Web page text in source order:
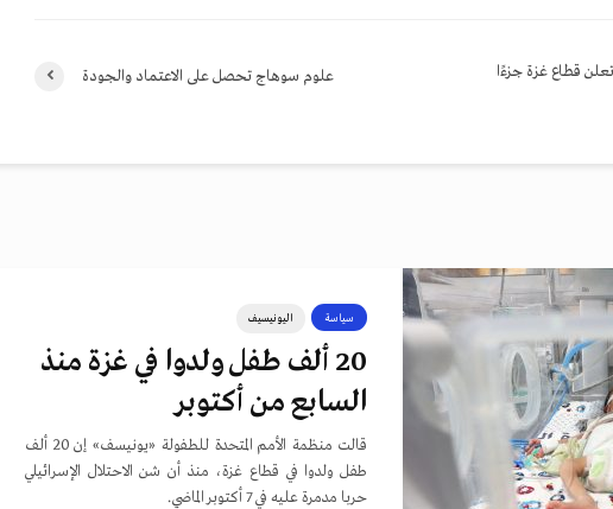
علوم سوهاج تحصل على الاعتماد والجودة
قطاع غزة جزءًا
سياسة اليونيسيف
20 ألف طفل ولدوا في غزة منذ
السابع من أكتوبر
قالت منظمة الأمم المتحدة للطفولة «يونيسف» إن 20 ألف
طفل ولدوا في قطاع غزة، منذ أن شن الاحتلال الإسرائيلي
حربا مدمرة عليه في 7 أكتوبر الماضي.